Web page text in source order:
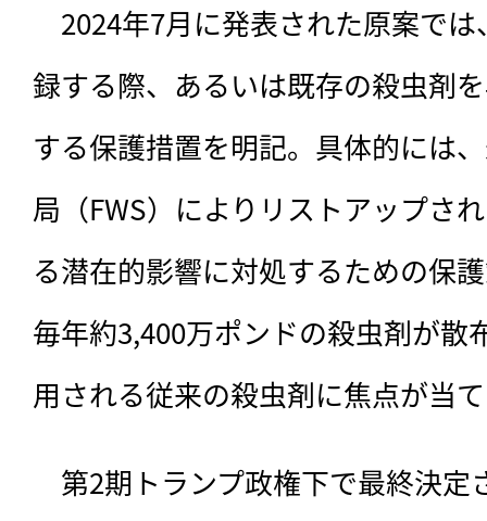
2024年7月に発表された原案では
録する際、あるいは既存の殺虫剤
する保護措置を明記。具体的には
局（FWS）によりリストアップさ
る潜在的影響に対処するための保
毎年約3,400万ポンドの殺虫剤が散
用される従来の殺虫剤に焦点が当
第2期トランプ政権下で最終決定